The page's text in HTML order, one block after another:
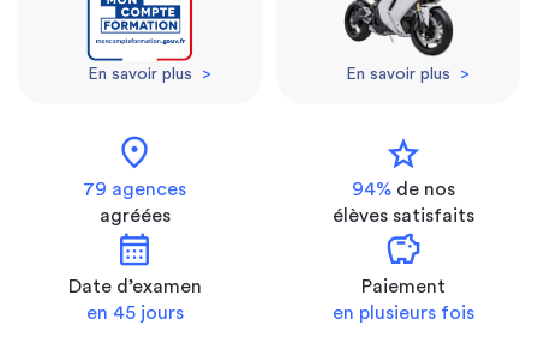
En savoir plus > En savoir plus >
location_on
79 agences
agréées
star
94% de nos
élèves satisfaits
calendar_month
Date d’examen
en 45 jours
savings
Paiement
en plusieurs fois